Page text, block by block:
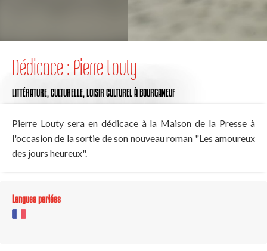
Dédicace : Pierre Louty
LITTÉRATURE,CULTURELLE,LOISIR CULTURELÀ BOURGANEUF
Pierre Louty sera en dédicace à la Maison de la Presse à
l'occasion de la sortie de son nouveau roman "Les amoureux
des jours heureux".
Langues parlées